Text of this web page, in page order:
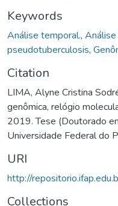
Keywords
Análise temporal.,
pseudotuberculosis,
Citation
LIMA, Alyne Cristina
genômica, relógio
2019. Tese (Doutorado
Universidade Federal do
URI
http://
Collections